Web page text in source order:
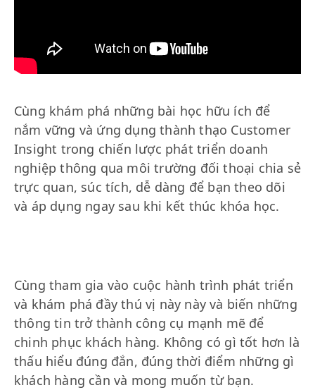
Cùng khám phá những bài học hữu ích để
nắm vững và ứng dụng thành thạo Customer
Insight trong chiến lược phát triển doanh
nghiệp thông qua môi trường đối thoại chia sẻ
trực quan, súc tích, dễ dàng để bạn theo dõi
và áp dụng ngay sau khi kết thúc khóa học.
Cùng tham gia vào cuộc hành trình phát triển
và khám phá đầy thú vị này này và biến những
thông tin trở thành công cụ mạnh mẽ để
chinh phục khách hàng. Không có gì tốt hơn là
thấu hiểu đúng đắn, đúng thời điểm những gì
khách hàng cần và mong muốn từ bạn.